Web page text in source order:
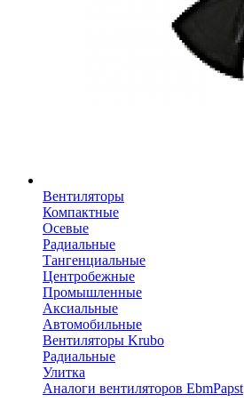
Вентиляторы
Компактные
Осевые
Радиальные
Тангенциальные
Центробежные
Промышленные
Аксиальные
Автомобильные
Вентиляторы Krubo
Радиальные
Улитка
Аналоги вентиляторов EbmPapst